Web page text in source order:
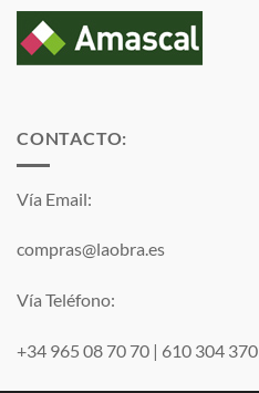
CONTACTO:
Vía Email:
compras@laobra.es
Vía Teléfono:
+34 965 08 70 70 | 610 304 370